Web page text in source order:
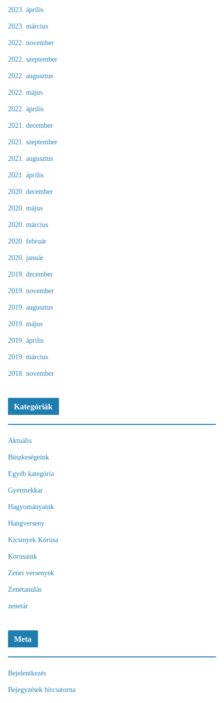
2023. április
2023. március
2022. november
2022. szeptember
2022. augusztus
2022. május
2022. április
2021. december
2021. szeptember
2021. augusztus
2021. április
2020. december
2020. május
2020. március
2020. február
2020. január
2019. december
2019. november
2019. augusztus
2019. május
2019. április
2019. március
2018. november
Kategóriák
Aktuális
Büszkeségeink
Egyéb kategória
Gyermekkar
Hagyományaink
Hangverseny
Kicsinyek Kórusa
Kórusaink
Zenei versenyek
Zenetanulás
zenetár
Meta
Bejelentkezés
Bejegyzések hírcsatorna